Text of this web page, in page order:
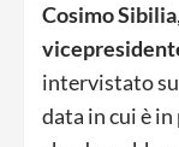
CosimoSibilia,
intervistato su
data in cui è